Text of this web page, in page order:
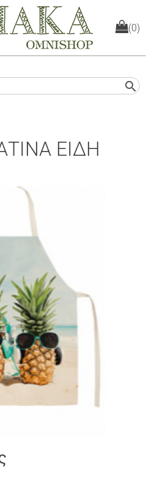
(0)
search
ΕΙΔΗ